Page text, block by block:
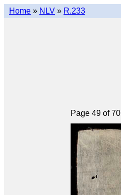
Home » NLV » R.233
Page 49 of 70